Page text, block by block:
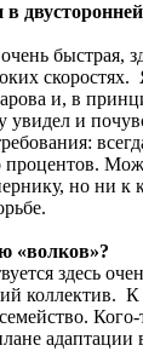
быстрая,
и, в
увидел и
процентов.
но ни к
«волков»?
здесь
коллектив.
адаптации